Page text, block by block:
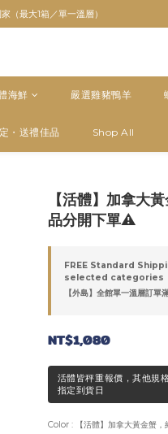
（最大1箱／單一溫層）
海鮮 嚴選雞豬鴨羊
・送禮佳品 Shop All
【活體】加拿大
品分開下單⚠️
FREE Standard
selected categories
【外島】全館單一溫層
NT$1,080
活體皆秤重報價，其他規
指定到貨日
Color : 【活體】加拿大黃金蟹